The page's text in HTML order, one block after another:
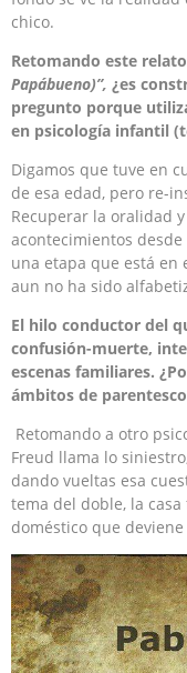
chico.
Retomando este relato
Papábueno)”, ¿es
pregunto porque
en psicología infantil
Digamos que tuve en
de esa edad, pero re-
Recuperar la oralidad
acontecimientos
una etapa que está en
aun no ha sido
El hilo conductor del
confusión-muerte,
escenas familiares.
ámbitos de
Retomando a otro
Freud llama lo
dando vueltas esa
tema del doble, la
doméstico que